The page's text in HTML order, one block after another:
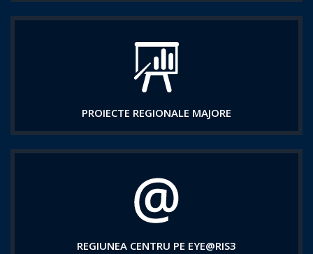
PROIECTE REGIONALE MAJORE
REGIUNEA CENTRU PE EYE@RIS3